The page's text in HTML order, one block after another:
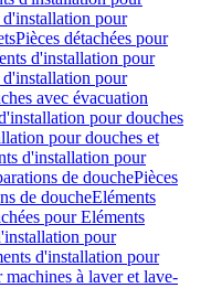
d'installation pour
Pièces détachées pour
d'installation pour
d'installation pour
avec évacuation
pour douches
pour douches et
d'installation pour
de douchePièces
de doucheEléments
pour Eléments
pour
d'installation pour
à laver et lave-